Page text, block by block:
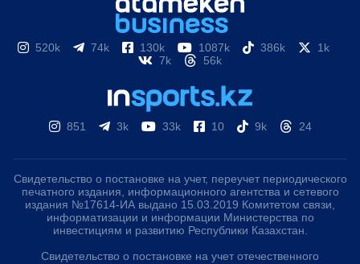
520k 74k 130k 1087k 386k
1k
7k
56k
851 3k 33k 10 9k 24
Свидетельство о постановке на учет, переучет периодического
печатного издания, информационного агентства и сетевого
издания №17614-ИА выдано 15.03.2019 Комитетом связи,
информатизации и информации Министерства по
инвестициям и развитию Республики Казахстан.
Свидетельство о постановке на учет отечественного